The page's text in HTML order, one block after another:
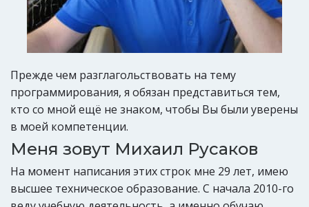
Прежде чем разглагольствовать на тему
программирования, я обязан представиться тем,
кто со мной ещё не знаком, чтобы Вы были уверены
в моей компетенции.
Меня зовут Михаил Русаков
На момент написания этих строк мне 29 лет, имею
высшее техническое образование. С начала 2010-го